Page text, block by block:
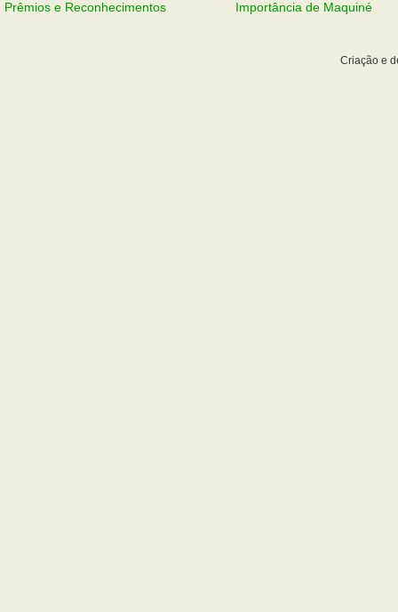
Prêmios e Reconhecimentos Importância de Maquiné
Criação e